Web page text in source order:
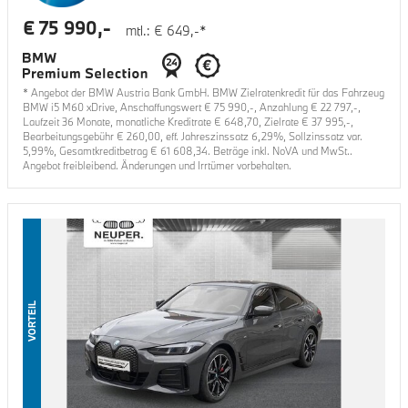
mtl.: € 649,-*
€ 75 990,-
* Angebot der BMW Austria Bank GmbH. BMW Zielratenkredit für das Fahrzeug
BMW i5 M60 xDrive, Anschaffungswert € 75 990,-, Anzahlung € 22 797,-,
Laufzeit36 Monate, monatliche Kreditrate € 648,70, Zielrate € 37 995,-,
Bearbeitungsgebühr € 260,00, eff. Jahreszinssatz 6,29%, Sollzinssatz var.
5,99%, Gesamtkreditbetrag € 61 608,34. Beträge inkl. NoVA und MwSt..
Angebot freibleibend. Änderungen und Irrtümer vorbehalten.
VORTEIL